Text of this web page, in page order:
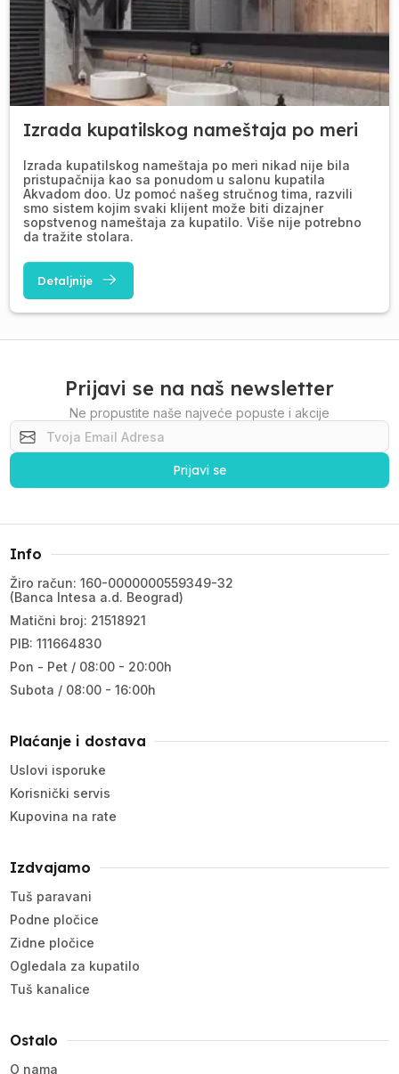
Izrada kupatilskog nameštaja po meri
Izrada kupatilskog nameštaja po meri nikad nije bila
pristupačnija kao sa ponudom u salonu kupatila
Akvadom doo. Uz pomoć našeg stručnog tima, razvili
smo sistem kojim svaki klijent može biti dizajner
sopstvenog nameštaja za kupatilo. Više nije potrebno
da tražite stolara.
Detaljnije
Prijavi se na naš newsletter
Ne propustite naše najveće popuste i akcije
Prijavi se
Info
Žiro račun: 160-0000000559349-32
(Banca Intesa a.d. Beograd)
Matični broj: 21518921
PIB: 111664830
Pon - Pet / 08:00 - 20:00h
Subota / 08:00 - 16:00h
Plaćanje i dostava
Uslovi isporuke
Korisnički servis
Kupovina na rate
Izdvajamo
Tuš paravani
Podne pločice
Zidne pločice
Ogledala za kupatilo
Tuš kanalice
Ostalo
O nama